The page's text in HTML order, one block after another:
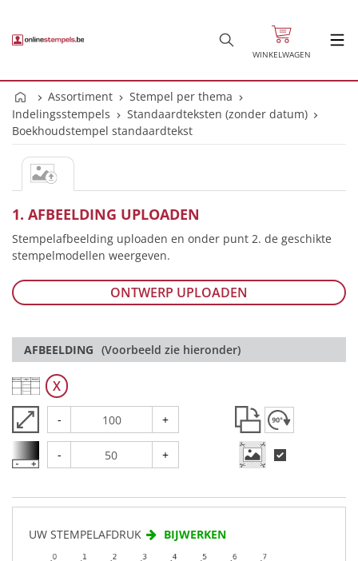
WINKELWAGEN
Assortiment
Stempel per thema
Indelingsstempels
Standaardteksten (zonder datum)
Boekhoudstempel standaardtekst
1. AFBEELDING UPLOADEN
Stempelafbeelding uploaden en onder punt 2. de geschikte
stempelmodellen weergeven.
ONTWERP UPLOADEN
AFBEELDING (Voorbeeld zie hieronder)
X
- +
- +
UW STEMPELAFDRUK BIJWERKEN